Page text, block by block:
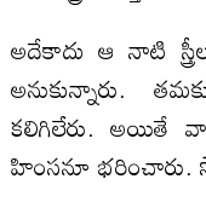
అదేకాదు ఆ నాటి
అనుకున్నారు.
కలిగిలేరు. అయితే
హింసనూ భరించారు.